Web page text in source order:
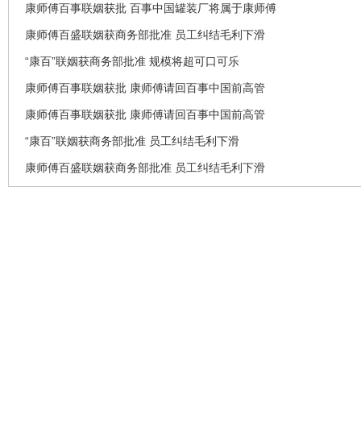
康师傅百事联姻获批 百事中国罐装厂将属于康师傅
康师傅百盛联姻获商务部批准 员工纠结毛利下滑
“康百”联姻获商务部批准 规模将超可口可乐
康师傅百事联姻获批 康师傅请回百事中国前高管
康师傅百事联姻获批 康师傅请回百事中国前高管
“康百”联姻获商务部批准 员工纠结毛利下滑
康师傅百盛联姻获商务部批准 员工纠结毛利下滑